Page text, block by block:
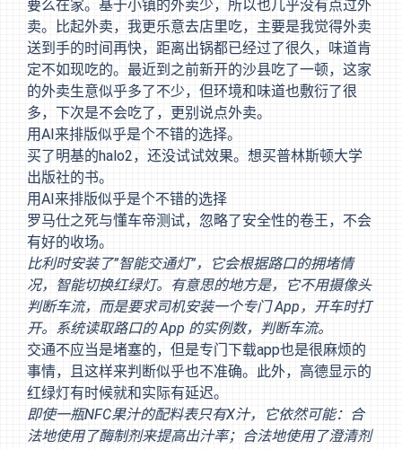
要么在家。基于小镇的外卖少，所以也几乎没有点过外
卖。比起外卖，我更乐意去店里吃，主要是我觉得外卖
送到手的时间再快，距离出锅都已经过了很久，味道肯
定不如现吃的。最近到之前新开的沙县吃了一顿，这家
的外卖生意似乎多了不少，但环境和味道也敷衍了很
多，下次是不会吃了，更别说点外卖。
用AI来排版似乎是个不错的选择。
买了明基的halo2，还没试试效果。想买普林斯顿大学
出版社的书。
用AI来排版似乎是个不错的选择
罗马仕之死与懂车帝测试，忽略了安全性的卷王，不会
有好的收场。
比利时安装了”智能交通灯”，它会根据路口的拥堵情
况，智能切换红绿灯。有意思的地方是，它不用摄像头
判断车流，而是要求司机安装一个专门 App，开车时打
开。系统读取路口的 App 的实例数，判断车流。
交通不应当是堵塞的，但是专门下载app也是很麻烦的
事情，且这样来判断似乎也不准确。此外，高德显示的
红绿灯有时候就和实际有延迟。
即使一瓶NFC果汁的配料表只有X汁，它依然可能：合
法地使用了酶制剂来提高出汁率；合法地使用了澄清剂